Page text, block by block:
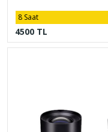
8 Saat
4500 TL